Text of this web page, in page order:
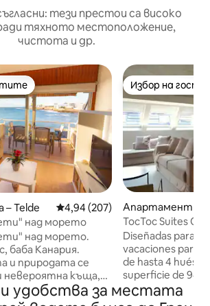
тези престои са високо
тяхното местоположение,
чистота и др.
на гостите
– Telde Средна оценка: 4,94 от 5,
4,94 (207)
над морето
над морето.
баба Канария.
и природата се
невероятна къща,
над морето, на
място на източния
Избор на
Избор на
Апартамент с
не – Лас Палмас
анария
TocToc Suites
с 2 спални...
Diseñadas para
vacaciones para
de hasta 4
superficie de
dormitorios con
cama doble y
удобства за местата